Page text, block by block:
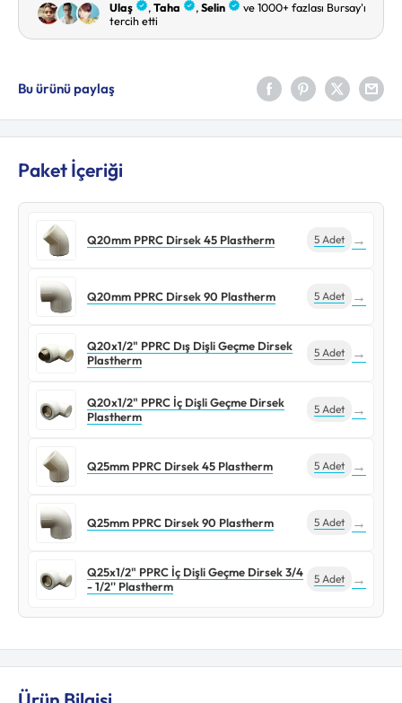
Bu ürünü paylaş
Paket İçeriği
Q20mm PPRC Dirsek 45 Plastherm 5 Adet →
Q20mm PPRC Dirsek 90 Plastherm 5 Adet →
Q20x1/2" PPRC Dış Dişli Geçme Dirsek
Plastherm
5 Adet →
Q20x1/2" PPRC İç Dişli Geçme Dirsek
Plastherm
5 Adet →
Q25mm PPRC Dirsek 45 Plastherm 5 Adet →
Q25mm PPRC Dirsek 90 Plastherm 5 Adet →
Q25x1/2" PPRC İç Dişli Geçme Dirsek 3/4
- 1/2'' Plastherm
5 Adet →